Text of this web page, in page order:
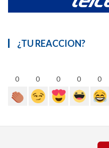
¿TU REACCION?
0 0 0 0 0